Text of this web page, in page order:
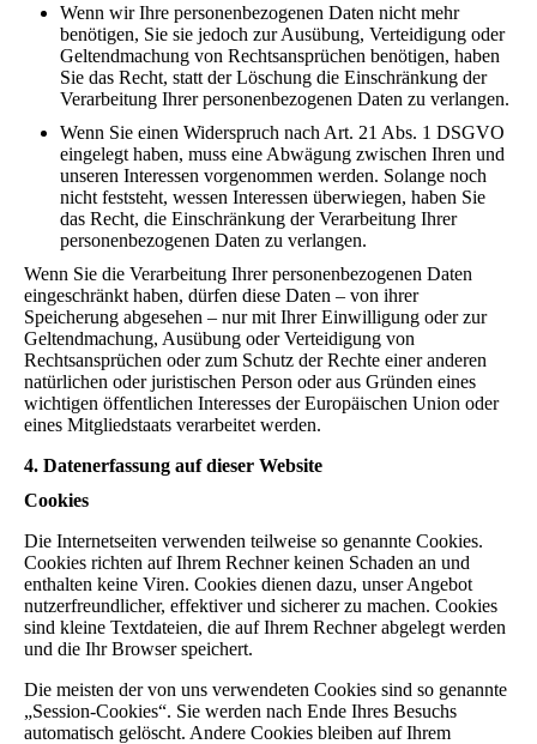
Wenn wir Ihre personenbezogenen Daten nicht mehr
benötigen, Sie sie jedoch zur Ausübung, Verteidigung oder
Geltendmachung von Rechtsansprüchen benötigen, haben
Sie das Recht, statt der Löschung die Einschränkung der
Verarbeitung Ihrer personenbezogenen Daten zu verlangen.
Wenn Sie einen Widerspruch nach Art. 21 Abs. 1 DSGVO
eingelegt haben, muss eine Abwägung zwischen Ihren und
unseren Interessen vorgenommen werden. Solange noch
nicht feststeht, wessen Interessen überwiegen, haben Sie
das Recht, die Einschränkung der Verarbeitung Ihrer
personenbezogenen Daten zu verlangen.
Wenn Sie die Verarbeitung Ihrer personenbezogenen Daten
eingeschränkt haben, dürfen diese Daten – von ihrer
Speicherung abgesehen – nur mit Ihrer Einwilligung oder zur
Geltendmachung, Ausübung oder Verteidigung von
Rechtsansprüchen oder zum Schutz der Rechte einer anderen
natürlichen oder juristischen Person oder aus Gründen eines
wichtigen öffentlichen Interesses der Europäischen Union oder
eines Mitgliedstaats verarbeitet werden.
4. Datenerfassung auf dieser Website
Cookies
Die Internetseiten verwenden teilweise so genannte Cookies.
Cookies richten auf Ihrem Rechner keinen Schaden an und
enthalten keine Viren. Cookies dienen dazu, unser Angebot
nutzerfreundlicher, effektiver und sicherer zu machen. Cookies
sind kleine Textdateien, die auf Ihrem Rechner abgelegt werden
und die Ihr Browser speichert.
Die meisten der von uns verwendeten Cookies sind so genannte
„Session-Cookies“. Sie werden nach Ende Ihres Besuchs
automatisch gelöscht. Andere Cookies bleiben auf Ihrem